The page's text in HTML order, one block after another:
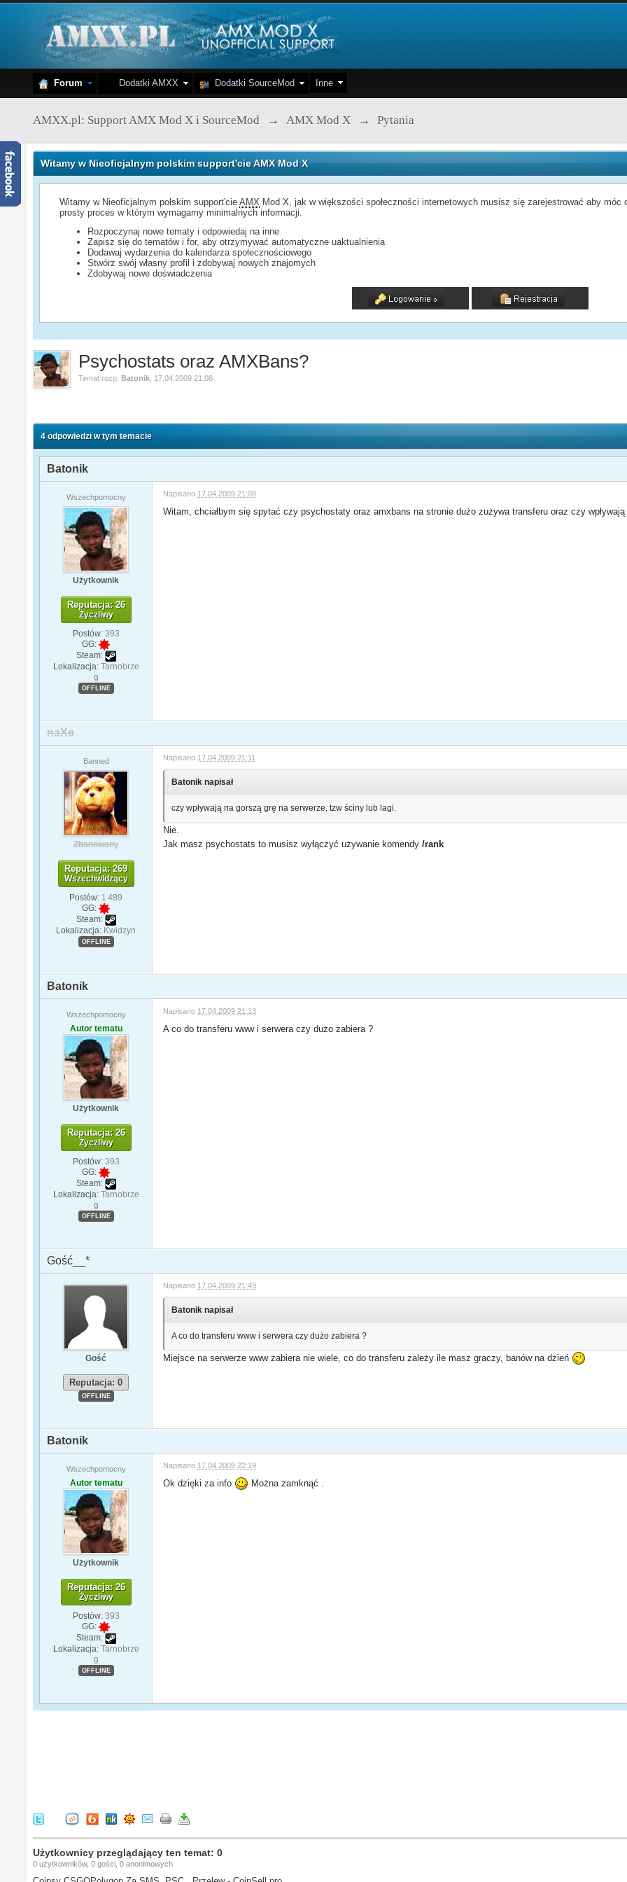
Forum Dodatki AMXX Dodatki SourceMod Inne
AMXX.pl: Support AMX Mod X i SourceMod → AMX Mod X → Pytania
Witamy w Nieoficjalnym polskim support'cie AMX Mod X
Witamy w Nieoficjalnym polskim support'cieAMX Mod X, jak w większości społeczności internetowych musisz się zarejestrować aby
prosty proces w którym wymagamy minimalnych informacji.
Rozpoczynaj nowe tematy i odpowiedaj na inne
Zapisz się do tematów i for, aby otrzymywać automatyczne uaktualnienia
Dodawaj wydarzenia do kalendarza społecznościowego
Stwórz swój własny profil i zdobywaj nowych znajomych
Zdobywaj nowe doświadczenia
Psychostats oraz AMXBans?
Temat rozp.Batonik 17.04.2009 21:08
4 odpowiedzi w tym temacie
Batonik
Wszechpomocny
Użytkownik
Reputacja: 26
Życzliwy
Postów: 393
GG:
Steam:
Lokalizacja: Tarnobrze
g
OFFLINE
Napisano 17.04.2009 21:08
Witam, chciałbym się spytać czy psychostaty oraz amxbans na stronie dużo zużywa transferu oraz czy
naXe
Banned
Zbanowany
Reputacja: 269
Wszechwidzący
Postów: 1 489
GG:
Steam:
Lokalizacja: Kwidzyn
OFFLINE
Napisano 17.04.2009 21:11
Batonik napisał
czy wpływają na gorszą grę na serwerze, tzw ściny lub lagi.
Nie.
Jak masz psychostats to musisz wyłączyć używanie komendy/rank
Batonik
Wszechpomocny
Autor tematu
Użytkownik
Reputacja: 26
Życzliwy
Postów: 393
GG:
Steam:
Lokalizacja: Tarnobrze
g
OFFLINE
Napisano 17.04.2009 21:13
A co do transferu www i serwera czy dużo zabiera ?
Gość__*
Gość
Reputacja: 0
OFFLINE
Napisano 17.04.2009 21:49
Batonik napisał
A co do transferu www i serwera czy dużo zabiera ?
Miejsce na serwerze www zabiera nie wiele, co do transferu zależy ile masz graczy, banów na dzień
Batonik
Wszechpomocny
Autor tematu
Użytkownik
Reputacja: 26
Życzliwy
Postów: 393
GG:
Steam:
Lokalizacja: Tarnobrze
g
OFFLINE
Napisano 17.04.2009 22:19
Ok dzięki za info Można zamknąć .
Użytkownicy przeglądający ten temat: 0
0 użytkowników, 0 gości, 0 anonimowych